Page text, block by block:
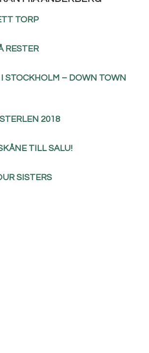
TORP
RESTER
STOCKHOLM – DOWN TOWN
2018
TILL SALU!
SISTERS